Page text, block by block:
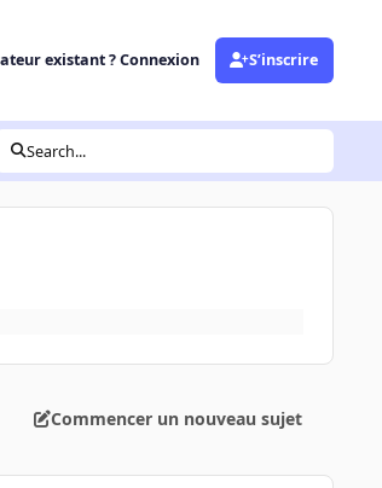
existant ? Connexion S’inscrire
Search...
Commencer un nouveau sujet